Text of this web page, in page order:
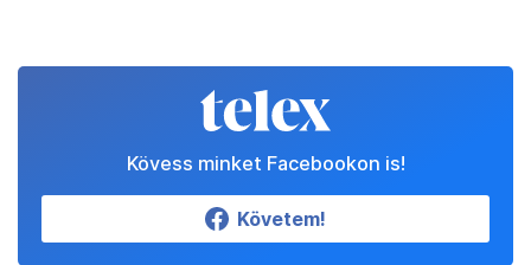
Kövess minket Facebookon is!
Követem!